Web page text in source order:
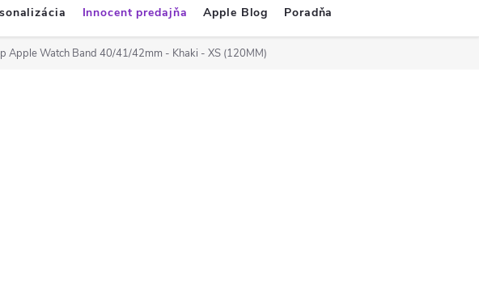
Innocent predajňa Apple Blog Poradňa
Apple Watch Band 40/41/42mm - Khaki - XS (120MM)